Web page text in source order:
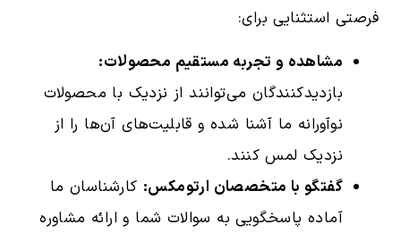
فرصتی استثنایی برای:
مشاهده و تجربه مستقیم محصولات:
بازدیدکنندگان می‌توانند از نزدیک با محصولات
نوآورانه ما آشنا شده و قابلیت‌های آن‌ها را از
نزدیک لمس کنند.
گفتگو با متخصصان ارتومکس: کارشناسان ما
آماده پاسخگویی به سوالات شما و ارائه مشاوره